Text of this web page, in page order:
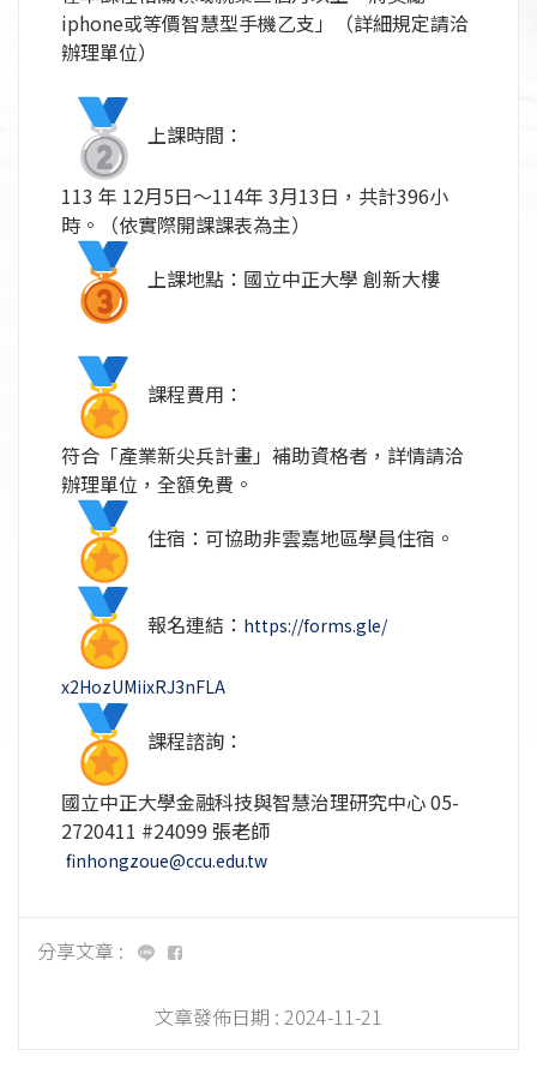
iphone或等價智慧型手機乙支」（詳細規定請洽
辦理單位）
上課時間：
113 年 12月5日～114年 3月13日，共計396小
時。（依實際開課課表為主）
上課地點：國立中正大學 創新大樓
課程費用：
符合「產業新尖兵計畫」補助資格者，詳情請洽
辦理單位， 全額免費。
住宿：可協助非雲嘉地區學員住宿。
報名連結： https://forms.gle/
x2HozUMiixRJ3nFLA
課程諮詢：
國立中正大學金融科技與智慧治理研究中心 05-
2720411 #24099 張老師
finhongzoue@ccu.edu.tw
分享文章 :
文章發佈日期 : 2024-11-21